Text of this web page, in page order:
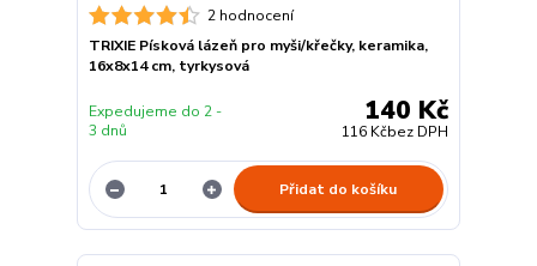
2 hodnocení
TRIXIE Písková lázeň pro myši/křečky, keramika,
16x8x14 cm, tyrkysová
140 Kč
116 Kčbez DPH
Expedujeme do 2 -
3 dnů
Přidat do košíku